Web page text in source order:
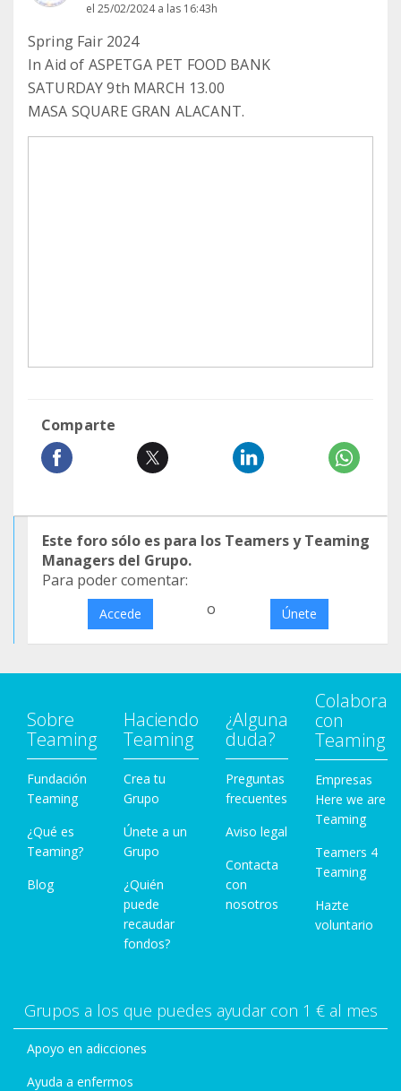
el 25/02/2024 a las 16:43h
Spring Fair 2024
In Aid of ASPETGA PET FOOD BANK
SATURDAY 9th MARCH 13.00
MASA SQUARE GRAN ALACANT.
Comparte
Este foro sólo es para los Teamers y Teaming
Managers del Grupo.
Para poder comentar:
Accede o Únete
Sobre
Teaming
Fundación
Teaming
¿Qué es
Teaming?
Blog
Haciendo
Teaming
Crea tu
Grupo
Únete a un
Grupo
¿Quién
puede
recaudar
fondos?
¿Alguna
duda?
Preguntas
frecuentes
Aviso legal
Contacta
con
nosotros
Colabora
con
Teaming
Empresas
Here we are
Teaming
Teamers 4
Teaming
Hazte
voluntario
Grupos a los que puedes ayudar con 1 € al mes
Apoyo en adicciones
Ayuda a enfermos